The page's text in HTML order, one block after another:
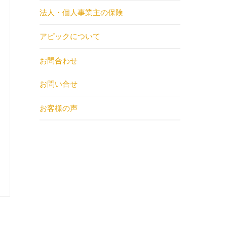
法人・個人事業主の保険
アピックについて
お問合わせ
お問い合せ
お客様の声